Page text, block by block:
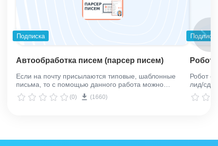
Подписка
Автообработка писем (парсер писем)
Если на почту присылаются типовые, шаблонные
письма, то с помощью данного работа можно
настроить, какое слово письма, в какое поле в
карточке лида/контакта/сделки попадёт.
(0) (1660)
Подписка
Робот
Робот
лид/